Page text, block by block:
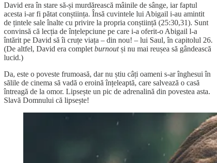
David era în stare să-și murdărească mâinile de sânge, iar faptul
acesta i-ar fi pătat conștiința. Însă cuvintele lui Abigail i-au amintit
de țintele sale înalte cu privire la propria conștiință (25:30,31). Sunt
convinsă că lecția de înțelepciune pe care i-a oferit-o Abigail l-a
întărit pe David să îi cruțe viața – din nou! – lui Saul, în capitolul 26.
(De altfel, David era complet burnoutși nu mai reușea să gândească
lucid.)
Da, este o poveste frumoasă, dar nu știu câți oameni s-ar înghesui în
sălile de cinema să vadă o eroină înțeleaptă, care salvează o casă
întreagă de la omor. Lipsește un pic de adrenalină din povestea asta.
Slavă Domnului că lipsește!